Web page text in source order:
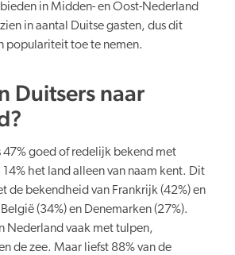
in Midden- en Oost-Nederland
in aantal Duitse gasten, dus dit
populariteit toe te nemen.
Duitsers naar
47% goed of redelijk bekend met
het land alleen van naam kent. Dit
de bekendheid van Frankrijk (42%) en
(34%) en Denemarken (27%).
Nederland vaak met tulpen,
de zee. Maar liefst 88% van de